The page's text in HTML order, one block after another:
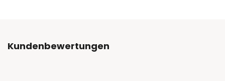
Kundenbewertungen